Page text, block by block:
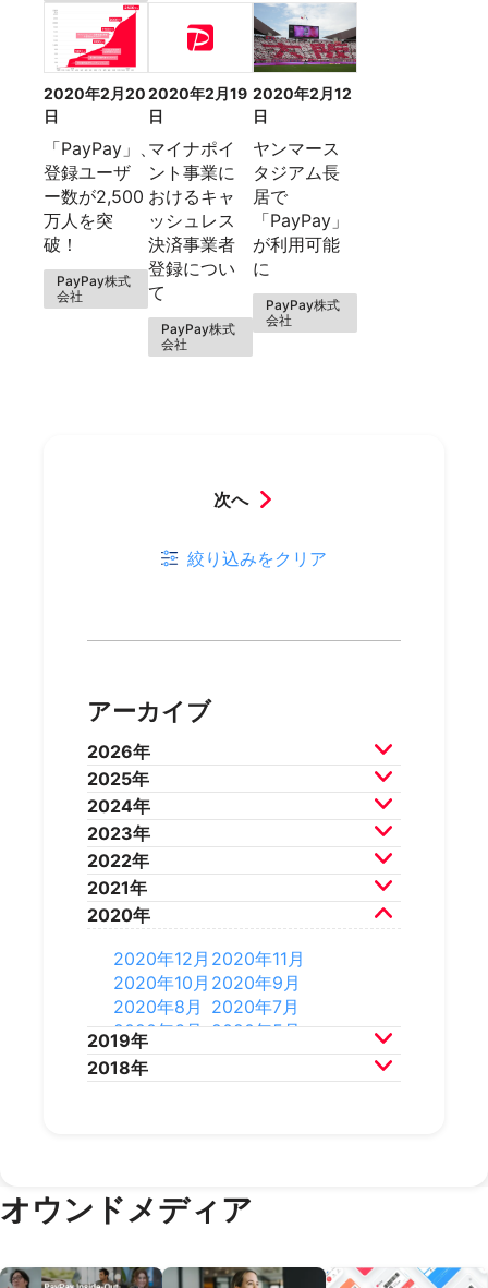
2020年2月20
日
「PayPay」、
登録ユーザ
ー数が2,500
万人を突
破！
PayPay株式
会社
2020年2月19
日
マイナポイ
ント事業に
おけるキャ
ッシュレス
決済事業者
登録につい
て
PayPay株式
会社
2020年2月12
日
ヤンマース
タジアム長
居で
「PayPay」
が利用可能
に
PayPay株式
会社
次へ
絞り込みをクリア
アーカイブ
2026年
2026年7月 2026年6月
2026年5月 2026年4月
2026年3月 2026年2月
2025年
2025年12月2025年11月
2025年10月2025年9月
2025年8月 2025年7月
2025年6月
2025年4月
2024年
2024年12月2024年11月
2024年10月2024年9月
2024年8月 2024年7月
2024年6月
2024年2月 2024年1月
2023年
2023年12月2023年11月
2023年10月2023年9月
2023年8月 2023年7月
2023年6月 2023年5月
2023年4月 2023年3月
2023年2月 2023年1月
2022年
2022年12月2022年11月
2022年10月2022年9月
2022年8月 2022年7月
2022年6月 2022年5月
2022年4月 2022年3月
2022年2月 2022年1月
2021年
2021年12月 2021年11月
2021年10月 2021年9月
2021年8月 2021年7月
2021年6月 2021年5月
2021年4月 2021年3月
2021年2月 2021年1月
2020年
2020年12月 2020年11月
2020年10月 2020年9月
2020年8月 2020年7月
2020年6月 2020年5月
2020年4月 2020年3月
2020年2月 2020年1月
2019年
2019年12月2019年11月
2019年2月
2019年1月
2018年
オウンドメディア